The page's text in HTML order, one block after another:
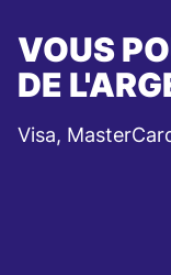
VOUS
DE
Visa,